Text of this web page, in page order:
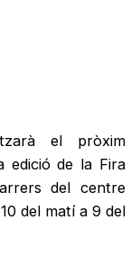
el pròxim
edició de la Fira
del centre
del matí a 9 del